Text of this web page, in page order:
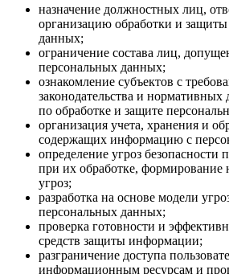
назначение должностных лиц,
организацию обработки и
данных;
ограничение состава лиц,
персональных данных;
ознакомление субъектов с
законодательства и
по обработке и защите
организация учета, хранения и
содержащих информацию с
определение угроз безопасности
при их обработке, формирование
угроз;
разработка на основе модели
персональных данных;
проверка готовности и
средств защиты информации;
разграничение доступа
информационным ресурсам и